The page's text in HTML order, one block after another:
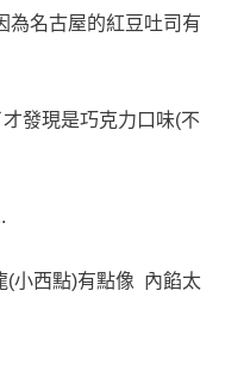
為名古屋的紅豆吐司有
發現是巧克力口味(不
小西點)有點像 內餡太